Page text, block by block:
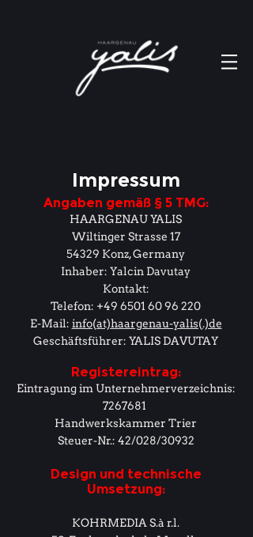
Impressum
Angaben gemäß § 5 TMG:
HAARGENAU YALIS
Wiltinger Strasse 17
54329 Konz, Germany
Inhaber: Yalcin Davutay
Kontakt:
Telefon: +49 6501 60 96 220
E-Mail: info(at)haargenau-yalis(.)de
Geschäftsführer: YALIS DAVUTAY
Registereintrag:
Eintragung im Unternehmerverzeichnis:
7267681
Handwerkskammer Trier
Steuer-Nr.: 42/028/30932
Design und technische
Umsetzung:
KOHRMEDIA S.à r.l.